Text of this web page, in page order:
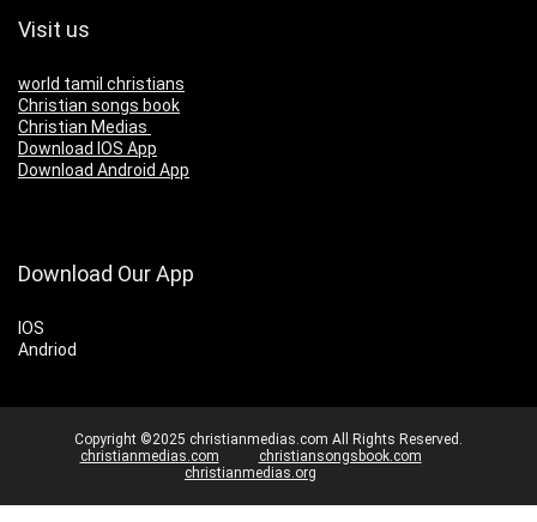
Visit us
world tamil christians
Christian songs book
Christian Medias
Download IOS App
Download Android App
Download Our App
IOS
Andriod
Copyright ©2025 christianmedias.com All Rights Reserved.
christianmedias.com
christiansongsbook.com
christianmedias.org